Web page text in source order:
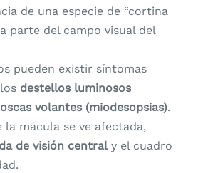
de una especie de “cortina
parte del campo visual del
pueden existir síntomas
destellos luminosos
volantes (miodesopsias).
la mácula se ve afectada,
de visión centraly el cuadro